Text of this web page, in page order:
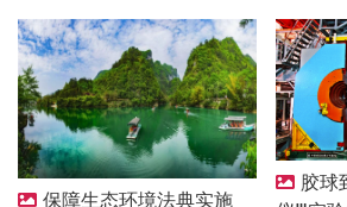
保障生态环境法典实施
胶球